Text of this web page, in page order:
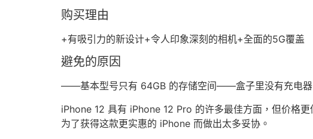
购买理由
+有吸引力的新设计+令人印象深刻的相机+全面的5G覆盖
避免的原因
——基本型号只有 64GB 的存储空间——盒子里没有充电器
iPhone 12 具有 iPhone 12 Pro 的许多最佳方面，但价格
为了获得这款更实惠的 iPhone 而做出太多妥协。